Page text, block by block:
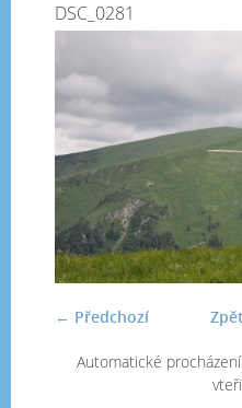
DSC_0281
← Předchozí
Automatické